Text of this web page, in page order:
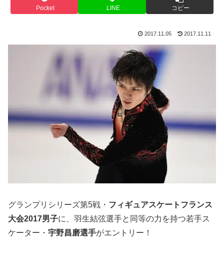
Pocket LINE コピー
2017.11.05 2017.11.11
グランプリシリーズ第5戦・ フィギュアスケートフランス
大会2017男子に、羽生結弦選手と同等の力を持つ若手ス
ケーター・ 宇野昌磨選手がエントリー！